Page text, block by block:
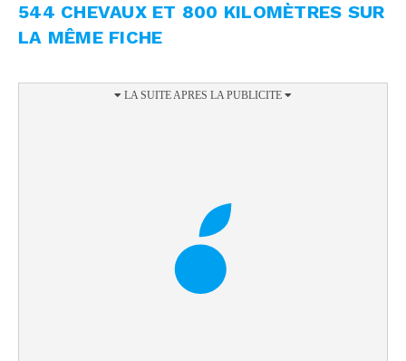
544 CHEVAUX ET 800 KILOMÈTRES SUR
LA MÊME FICHE